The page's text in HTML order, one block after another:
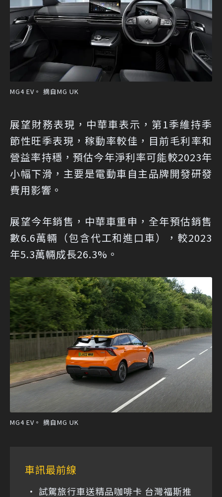
MG4 EV。 摘自MG UK
展望財務表現，中華車表示，第1季維持季
節性旺季表現，稼動率較佳，目前毛利率和
營益率持穩，預估今年淨利率可能較2023年
小幅下滑，主要是電動車自主品牌開發研發
費用影響。
展望今年銷售，中華車重申，全年預估銷售
數6.6萬輛（包含代工和進口車），較2023
年5.3萬輛成長26.3%。
MG4 EV。 摘自MG UK
車訊最前線
試駕旅行車送精品咖啡卡 台灣福斯推